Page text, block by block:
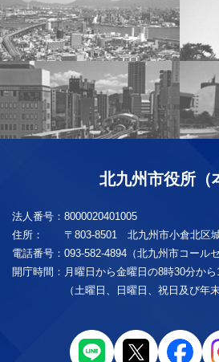
北九州市役所（
法人番号： 8000020401005
住所：
〒803-8501 北九州市小倉北区
電話番号： 093-582-4894（北九州市コールセ
開庁時間： 月曜日から金曜日の8時30分か
（土曜日、日曜日、祝日及び年